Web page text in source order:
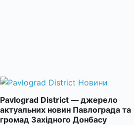
Pavlograd District — джерело
актуальних новин Павлограда та
громад Західного Донбасу